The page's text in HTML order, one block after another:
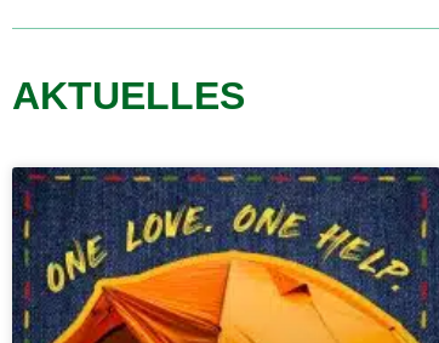
AKTUELLES